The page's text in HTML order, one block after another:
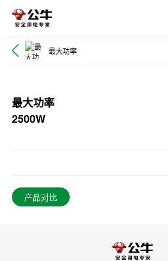
最大功率
最大功率
2500W
产品对比